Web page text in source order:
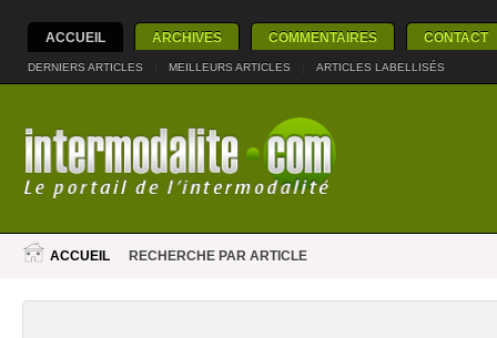
ACCUEIL ARCHIVES COMMENTAIRES CONTACT
DERNIERS ARTICLES | MEILLEURS ARTICLES | ARTICLES LABELLISÉS
ACCUEIL RECHERCHE PAR ARTICLE